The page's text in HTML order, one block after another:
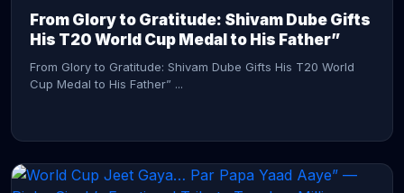
From Glory to Gratitude: Shivam Dube Gifts
His T20 World Cup Medal to His Father”
From Glory to Gratitude: Shivam Dube Gifts His T20 World
Cup Medal to His Father” ...